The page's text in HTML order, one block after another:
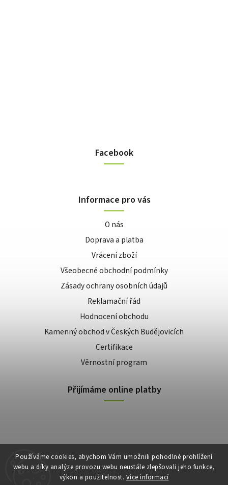
Používáme cookies, abychom Vám umožnili pohodlné prohlížení
webu a díky analýze provozu webu neustále zlepšovali jeho funkce,
výkon a použitelnost. Více informací
Facebook
Informace pro vás
O nás
Doprava a platba
Vrácení zboží
Všeobecné obchodní podmínky
Zásady ochrany osobních údajů
Reklamační řád
Hodnocení obchodu
Kamenný obchod v Českých Budějovicích
Certifikace
Věrnostní program
Přijímáme online platby
Copyright 2026E-shop Slunečnice. Všechna práva vyhrazena.